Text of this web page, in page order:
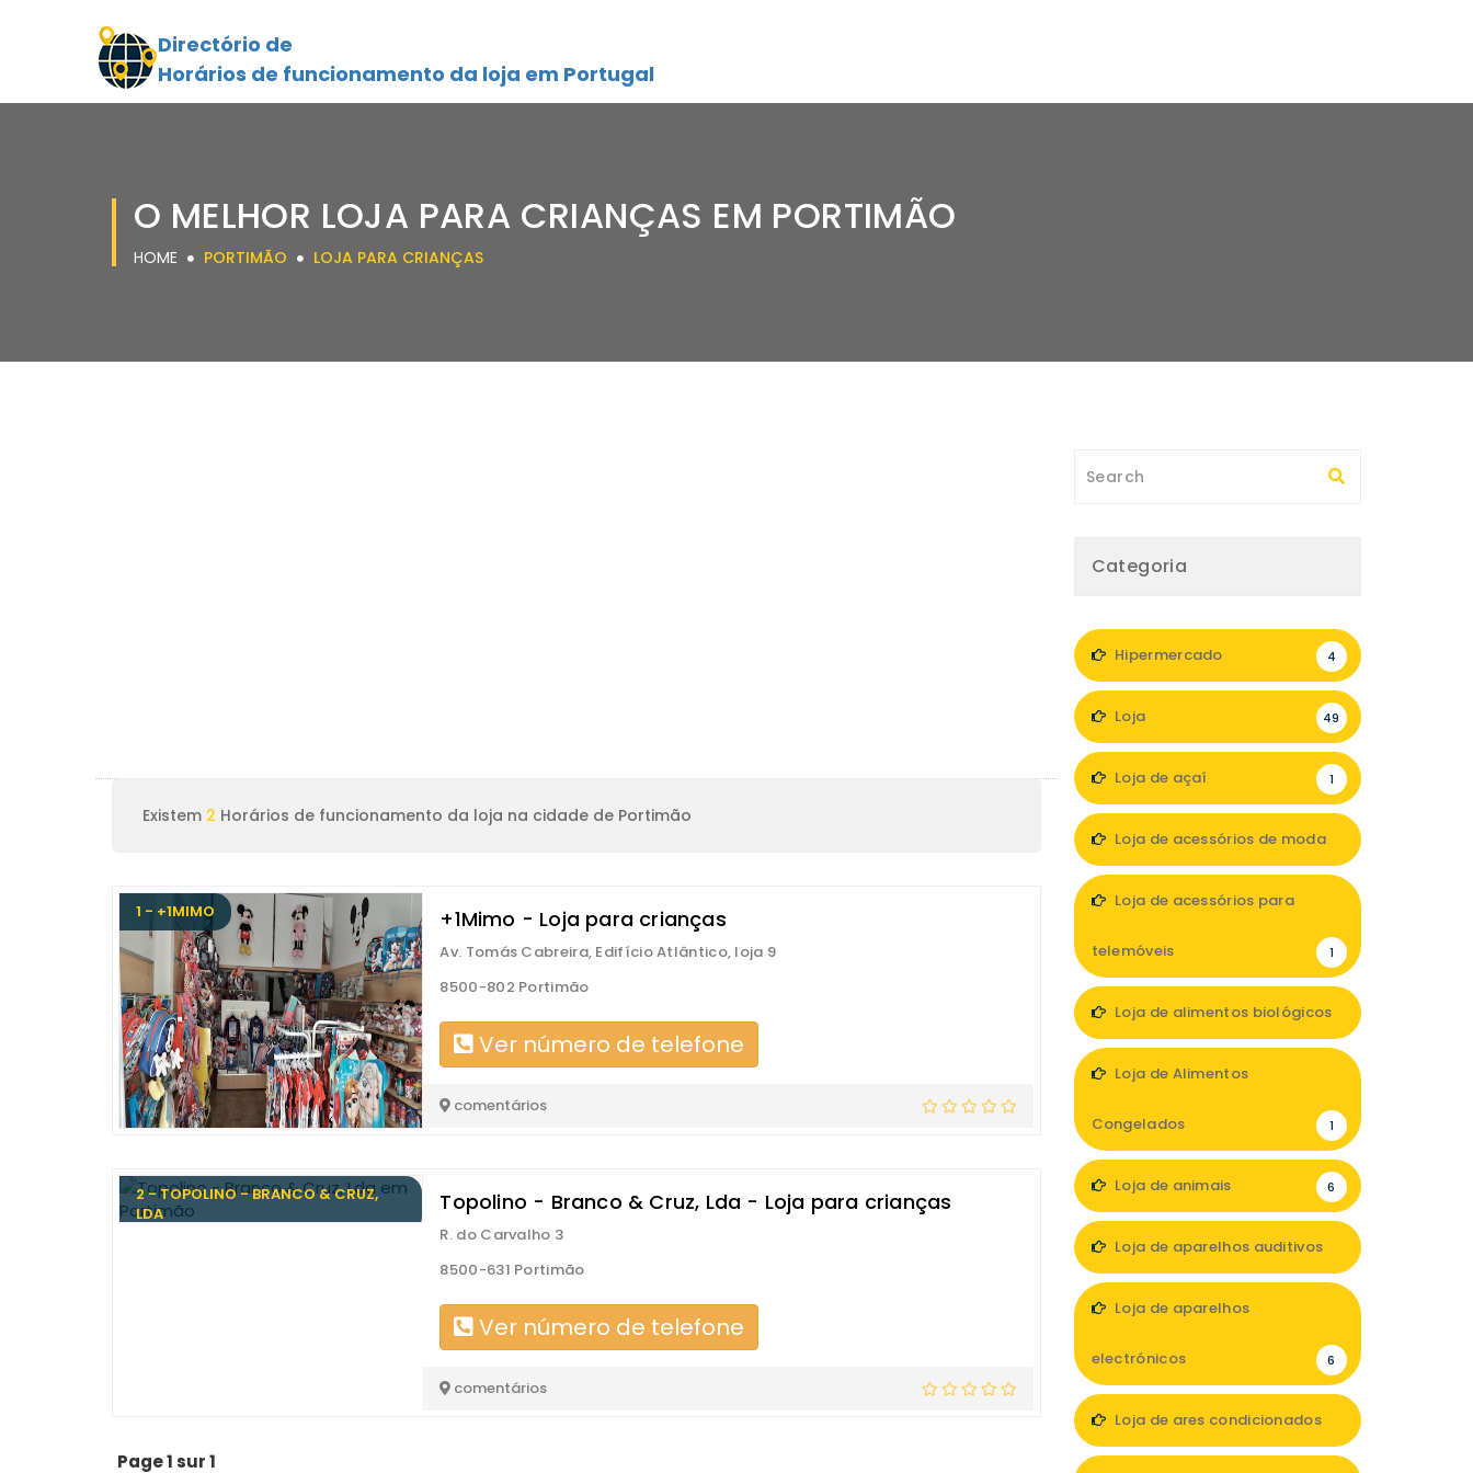
Directório de
Horários de funcionamento da loja em Portugal
O MELHOR LOJA PARA CRIANÇAS EM PORTIMÃO
HOME PORTIMÃO LOJA PARA CRIANÇAS
Existem 2 Horários de funcionamento da loja na cidade de Portimão
1 - +1MIMO +1Mimo - Loja para crianças
Av. Tomás Cabreira, Edifício Atlântico, loja 9
8500-802 Portimão
Ver número de telefone
comentários
2 - TOPOLINO - BRANCO & CRUZ,
LDA
Topolino - Branco & Cruz, Lda - Loja para crianças
R. do Carvalho 3
8500-631 Portimão
Ver número de telefone
comentários
Page 1 sur 1
Categoria
Hipermercado 4
Loja 49
Loja de açaí 1
Loja de acessórios de moda
Loja de acessórios para
telemóveis 1
Loja de alimentos biológicos
Loja de Alimentos
Congelados 1
Loja de animais 6
Loja de aparelhos auditivos
Loja de aparelhos
electrónicos 6
Loja de ares condicionados